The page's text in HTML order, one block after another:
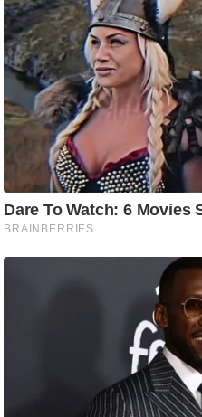
ली
वु
ड
हॉ
ली
वु
फि
ल्म
स
मी